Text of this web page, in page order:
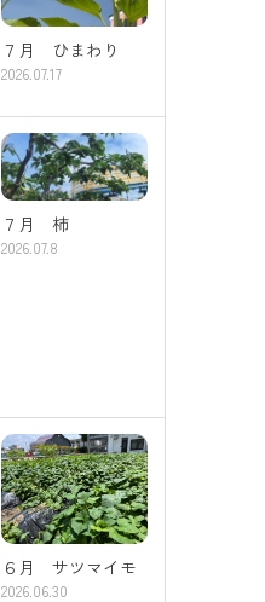
７月 ひまわり
2026.07.17
７月 柿
2026.07.8
６月 サツマイモ
2026.06.30